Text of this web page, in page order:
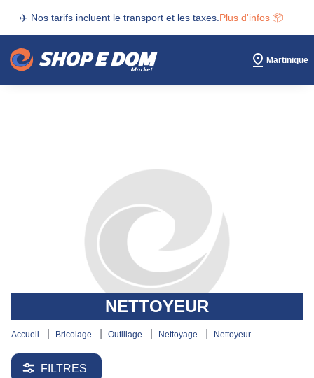
✈️ Nos tarifs incluent le transport et les taxes. Plus d'infos 📦
Martinique
NETTOYEUR
accueil bricolage outillage nettoyage nettoyeur
FILTRES